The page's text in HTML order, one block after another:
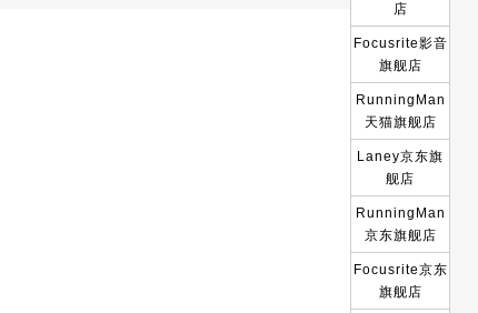
店
Focusrite影音
旗舰店
RunningMan
天猫旗舰店
Laney京东旗
舰店
RunningMan
京东旗舰店
Focusrite京东
旗舰店